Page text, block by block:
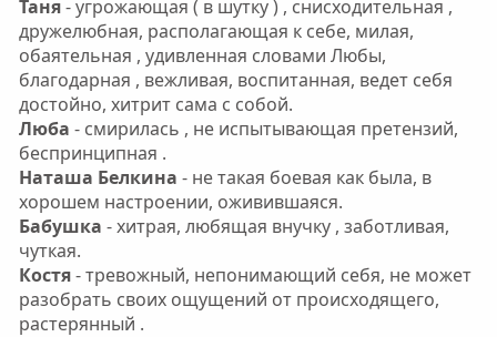
Таня- угрожающая ( в шутку ) , снисходительная ,
дружелюбная, располагающая к себе, милая,
обаятельная , удивленная словами Любы,
благодарная , вежливая, воспитанная, ведет себя
достойно, хитрит сама с собой.
Люба - смирилась , не испытывающая претензий,
беспринципная .
Наташа Белкина - не такая боевая как была, в
хорошем настроении, оживившаяся.
Бабушка - хитрая, любящая внучку , заботливая,
чуткая.
Костя- тревожный, непонимающий себя, не может
разобрать своих ощущений от происходящего,
растерянный .